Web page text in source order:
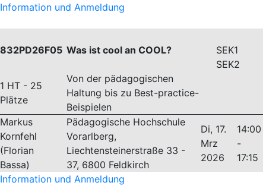
Information und Anmeldung
832PD26F05 Was ist cool an COOL?
SEK1
SEK2
1 HT - 25
Plätze
Von der pädagogischen
Haltung bis zu Best-practice-
Beispielen
Markus
Kornfehl
(Florian
Bassa)
Pädagogische Hochschule
Vorarlberg,
Liechtensteinerstraße 33 -
37, 6800 Feldkirch
Di, 17.
Mrz
2026
14:00
-
17:15
Information und Anmeldung